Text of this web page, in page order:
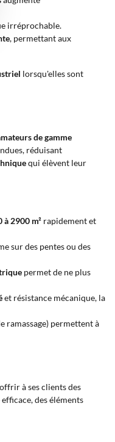
irréprochable.
, permettant aux
lorsqu'elles sont
de gamme
réduisant
qui élèvent leur
2900 m² rapidement et
sur des pentes ou des
permet de ne plus
et résistance mécanique, la
ramassage) permettent à
à ses clients des
des éléments